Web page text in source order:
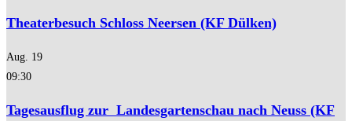
Theaterbesuch Schloss Neersen (KF Dülken)
Aug. 19
09:30
Tagesausflug zur Landesgartenschau nach Neuss (KF